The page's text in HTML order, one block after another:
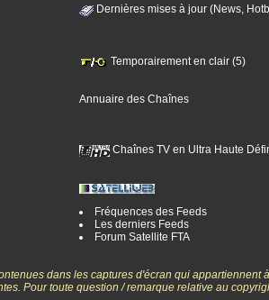
Dernières mises à jour (News,
Temporairement en clair (5)
Annuaire des Chaînes
Chaînes TV en Ultra Haute
Fréquences des Feeds
Les derniers Feeds
Forum Satellite FTA
dans les captures d'écran qui
Pour toute question / remarque relative au